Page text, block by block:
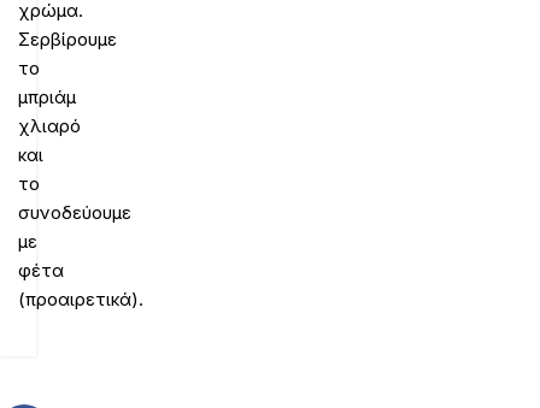
χρώμα.
Σερβίρουμε
το
μπριάμ
χλιαρό
και
το
συνοδεύουμε
με
φέτα
(προαιρετικά).